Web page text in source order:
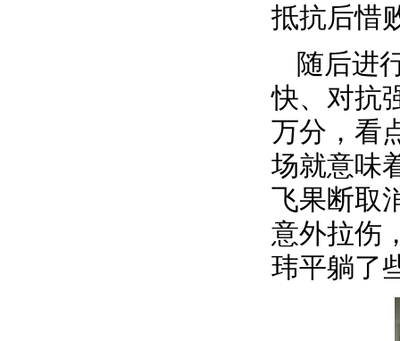
抵抗后惜
随后进
快、对抗
万分，看
场就意味
飞果断取
意外拉伤
玮平躺了